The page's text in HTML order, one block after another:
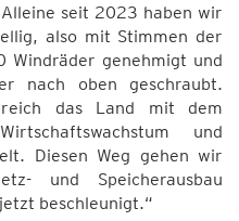
seit 2023 haben wir
also mit Stimmen der
Windräder genehmigt und
nach oben geschraubt.
das Land mit dem
und
Diesen Weg gehen wir
und Speicherausbau
beschleunigt.“